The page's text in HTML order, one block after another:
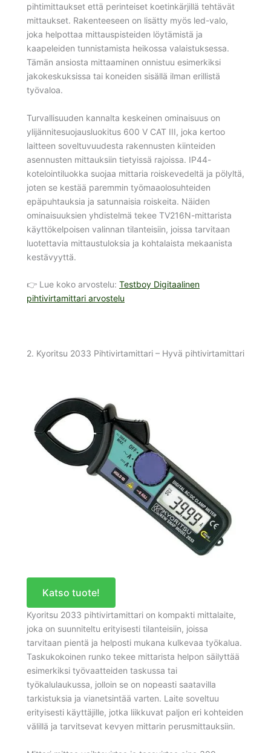
pihtimittaukset että perinteiset koetinkärjillä tehtävät
mittaukset. Rakenteeseen on lisätty myös led-valo,
joka helpottaa mittauspisteiden löytämistä ja
kaapeleiden tunnistamista heikossa valaistuksessa.
Tämän ansiosta mittaaminen onnistuu esimerkiksi
jakokeskuksissa tai koneiden sisällä ilman erillistä
työvaloa.
Turvallisuuden kannalta keskeinen ominaisuus on
ylijännitesuojausluokitus 600 V CAT III, joka kertoo
laitteen soveltuvuudesta rakennusten kiinteiden
asennusten mittauksiin tietyissä rajoissa. IP44-
kotelointiluokka suojaa mittaria roiskevedeltä ja pölyltä,
joten se kestää paremmin työmaaolosuhteiden
epäpuhtauksia ja satunnaisia roiskeita. Näiden
ominaisuuksien yhdistelmä tekee TV216N-mittarista
käyttökelpoisen valinnan tilanteisiin, joissa tarvitaan
luotettavia mittaustuloksia ja kohtalaista mekaanista
kestävyyttä.
👉 Lue koko arvostelu: Testboy Digitaalinen
pihtivirtamittari arvostelu
2. Kyoritsu 2033 Pihtivirtamittari – Hyvä pihtivirtamittari
Katso tuote!
Kyoritsu 2033 pihtivirtamittari on kompakti mittalaite,
joka on suunniteltu erityisesti tilanteisiin, joissa
tarvitaan pientä ja helposti mukana kulkevaa työkalua.
Taskukokoinen runko tekee mittarista helpon säilyttää
esimerkiksi työvaatteiden taskussa tai
työkalulaukussa, jolloin se on nopeasti saatavilla
tarkistuksia ja vianetsintää varten. Laite soveltuu
erityisesti käyttäjille, jotka liikkuvat paljon eri kohteiden
välillä ja tarvitsevat kevyen mittarin perusmittauksiin.